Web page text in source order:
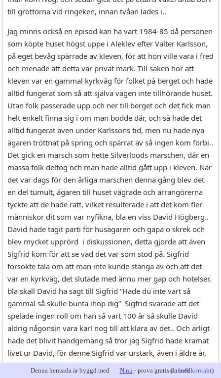
till grottorna vid ringeken, innan tvåan lades i..
Jag minns också en episod kan ha vart 1984-85 då personen
som köpte huset högst uppe i Aleklev efter Valter Karlsson,
på eget bevåg spärrade av kleven, för att hon ville vara i fred
och menade att detta var privat mark. Till saken hör att
kleven var en gammal kyrkväg för folket på berget och hade
alltid fungerat som så att själva vägen inte tillhörande huset.
Utan folk passerade upp och ner till berget och det fick man
helt enkelt finna sig i om man bodde där, och så hade det
alltid fungerat även under Karlssons tid, men nu hade nya
ägaren tröttnat på spring och spärrat av så ingen kom förbi..
Det gick en marsch som hette Silverloods marschen, där en
massa folk deltog och man hade alltid gått upp i kleven. När
det var dags för den årliga marschen denna gång blev det
en del tumult, ägaren till huset vägrade och arrangörerna
tyckte att de hade rätt, vilket resulterade i att det kom fler
människor dit som var nyfikna, bla en viss David Högberg..
David hade tagit parti för husägaren och gapa o skrek och
blev mycket upprörd i diskussionen, detta gjorde att även
Sigfrid kom för att se vad det var som stod på. Sigfrid
försökte tala om att man inte kunde stänga av och att det
var en kyrkväg, det slutade med ännu mer gap och hotelser,
bla skall David ha sagt till Sigfrid “Hade du inte vart så
gammal så skulle bunta ihop dig” Sigfrid svarade att det
spelade ingen roll om han så vart 100 år så skulle David
aldrig någonsin vara karl nog till att klara av det.. Och ärligt
hade det blivit handgemäng så tror jag Sigfrid hade kramat
livet ur David, för denne Sigfrid var urstark, även i äldre år,
Denna hemsida är byggd med N.nu - prova gratis du med.
(info & kontakt)